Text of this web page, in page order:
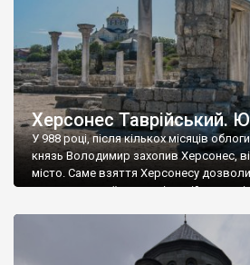
Херсонес Таврійський.
У 988 році, після кількох місяців
князь Володимир захопив Херсонес,
місто. Саме взяття Херсонесу
диктувати свої умови візантійському
Херсонесі Володимир-язичник, став
А потім було Хрещення Русі. На честь